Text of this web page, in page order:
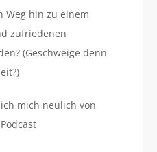
Weg hin zu einem
zufriedenen
(Geschweige denn
mich neulich von